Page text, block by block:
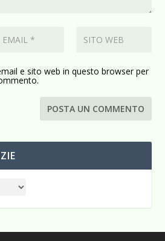
e sito web in questo browser per